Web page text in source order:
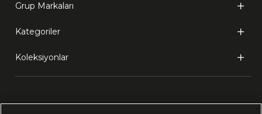
Grup Markaları
Kategoriler
Koleksiyonlar